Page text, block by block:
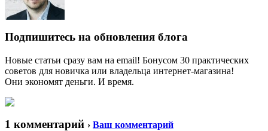
Подпишитесь на обновления блога
Новые статьи сразу вам на email! Бонусом 30 практических
советов для новичка или владельца интернет-магазина!
Они экономят деньги. И время.
1 комментарий › Ваш комментарий